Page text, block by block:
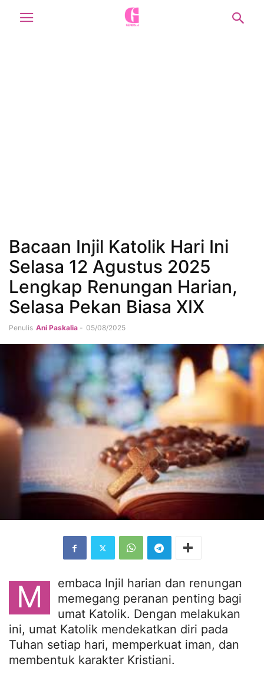
Bacaan Injil Katolik Hari Ini
Selasa 12 Agustus 2025
Lengkap Renungan Harian,
Selasa Pekan Biasa XIX
Penulis Ani Paskalia - 05/08/2025
M
embaca Injil harian dan renungan
memegang peranan penting bagi
umat Katolik. Dengan melakukan
ini, umat Katolik mendekatkan diri pada
Tuhan setiap hari, memperkuat iman, dan
membentuk karakter Kristiani.